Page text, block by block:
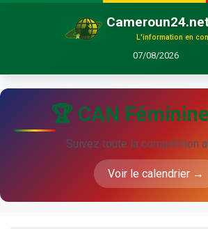
L'information en
07/08/2026
🏆 CAN
Suivez toute la compétition
Voir le calendrier →